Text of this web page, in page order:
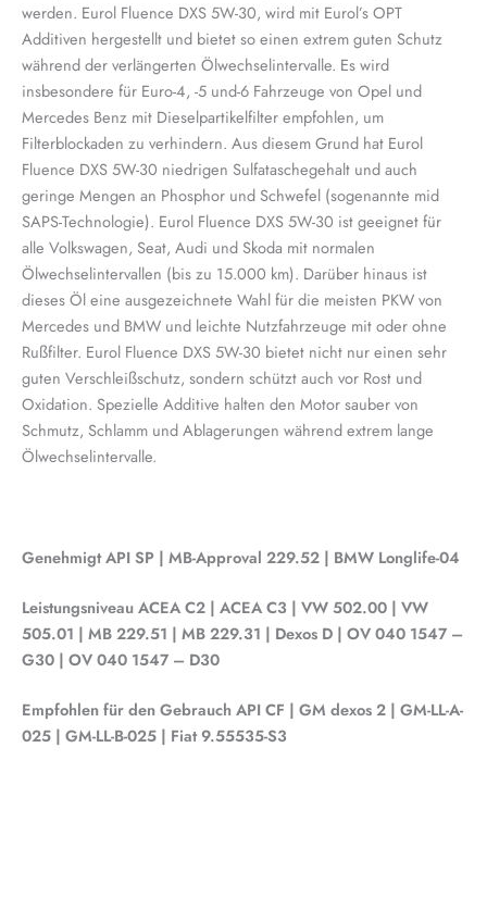
werden. Eurol Fluence DXS 5W-30, wird mit Eurol’s OPT
Additiven hergestellt und bietet so einen extrem guten Schutz
während der verlängerten Ölwechselintervalle. Es wird
insbesondere für Euro-4, -5 und-6 Fahrzeuge von Opel und
Mercedes Benz mit Dieselpartikelfilter empfohlen, um
Filterblockaden zu verhindern. Aus diesem Grund hat Eurol
Fluence DXS 5W-30 niedrigen Sulfataschegehalt und auch
geringe Mengen an Phosphor und Schwefel (sogenannte mid
SAPS-Technologie). Eurol Fluence DXS 5W-30 ist geeignet für
alle Volkswagen, Seat, Audi und Skoda mit normalen
Ölwechselintervallen (bis zu 15.000 km). Darüber hinaus ist
dieses Öl eine ausgezeichnete Wahl für die meisten PKW von
Mercedes und BMW und leichte Nutzfahrzeuge mit oder ohne
Rußfilter. Eurol Fluence DXS 5W-30 bietet nicht nur einen sehr
guten Verschleißschutz, sondern schützt auch vor Rost und
Oxidation. Spezielle Additive halten den Motor sauber von
Schmutz, Schlamm und Ablagerungen während extrem lange
Ölwechselintervalle.
GenehmigtAPI SP | MB-Approval 229.52 | BMW Longlife-04
LeistungsniveauACEA C2 | ACEA C3 | VW 502.00 | VW
505.01 | MB 229.51 | MB 229.31 | Dexos D | OV 040 1547 –
G30 | OV 040 1547 – D30
Empfohlen für den Gebrauch API CF | GM dexos 2 | GM-LL-A-
025 | GM-LL-B-025 | Fiat 9.55535-S3